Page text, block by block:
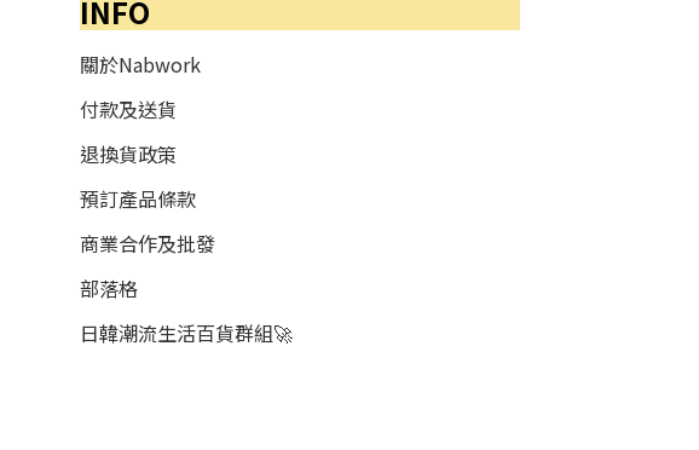
INFO
關於Nabwork
付款及送貨
退換貨政策
預訂產品條款
商業合作及批發
部落格
日韓潮流生活百貨群組🚀